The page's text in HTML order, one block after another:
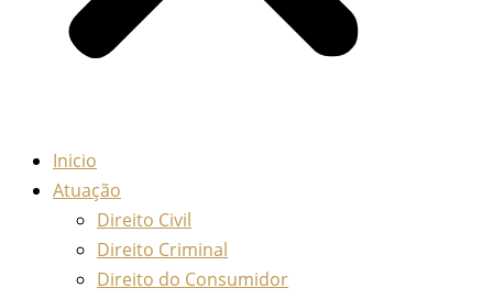
Inicio
Atuação
Direito Civil
Direito Criminal
Direito do Consumidor